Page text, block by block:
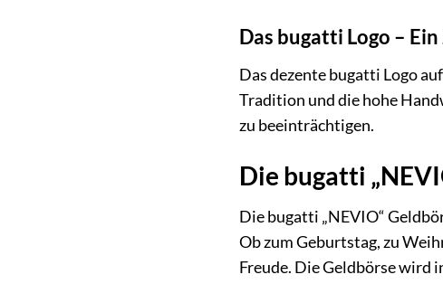
Das bugatti Logo –
Das dezente bugatti Logo
Tradition und die hohe
zu beeinträchtigen.
Die bugatti
Die bugatti „NEVIO“
Ob zum Geburtstag, zu
Freude. Die Geldbörse wird